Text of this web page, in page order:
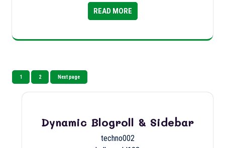
READ MORE
Posts
pagination
1 2 Next page
Dynamic Blogroll & Sidebar
techno002